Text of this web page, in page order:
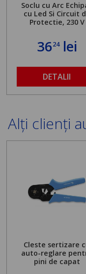
Soclu cu Arc
cu Led Si Circuit
Protectie, 230 V
3624lei
DETALII
Alți clienți
Cleste sertizare
auto-reglare
pini de capat